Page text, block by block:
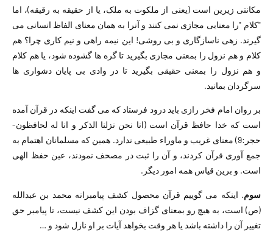
مکانتی زیرین است (یعنی از ملکوت به ملک، یا از حقیقه به رقیقه)، اما
"کلام "را معنایی مجازی نمی کنند و آنرا به همان معنای الفاظ انسانی می
گیرند. زهی ناسازگاری و بی روشی! این نیمه راهی و نیم کاری چرا؟ هم
کلام و هم نزول را بمعنی مجازی بگیرید تا گره ها گشوده شود، یا هم کلام
و هم نزول را بمعنی حقیقی بگیرید تا در وادی بی پایان دشواری ها
سرگردان بمانید.
بر روان امام فخر رازی باید درود فرستاد که می گفت اینکه در قرآن آمده
است که خدا حافظ قرآن است (انا نحن نزلنا الذکر و انا له لحافظون-
حجر:9) معنای غریب و ماوراء طبیعی ندارد. همین که مسلمانان اهتمام به
جمع آوری قرآن کردند، و آن را ثبت در مصحف نمودند، عین حفظ الهی
است. و برین قیاس همه امور دیگر.
سوم. اینکه می گوییم قرآن محصول کشف پیامبرانه محمد بن عبدالله
(ص) است، به هیچ رو بمعنای گزاف بودن این کشف نیست، تا پیامبر حق
تغییر آن را داشته باشد یا هر وقت بخواهد آیات بر او نازل شود و …